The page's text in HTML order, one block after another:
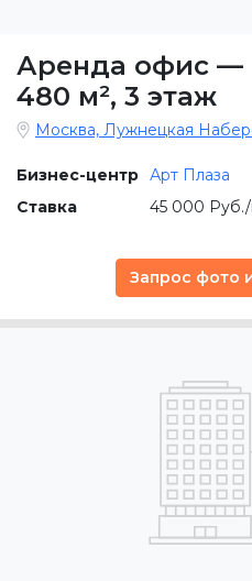
Аренда офис —
480 м², 3 этаж
Москва, Лужнецкая
Бизнес-центр Арт Плаза
Ставка
45 000 Руб./
Запрос фото